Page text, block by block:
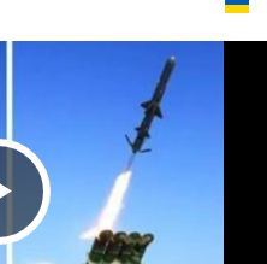
Video